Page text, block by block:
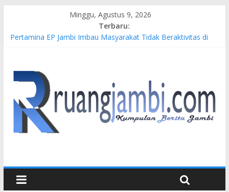
Minggu, Agustus 9, 2026
Terbaru:
Pertamina EP Jambi Imbau Masyarakat Tidak Beraktivitas di
Didampingi Pengacara Chris Januardi
Hj. Hesti Haris Dorong Lahirnya Wirausaha Muda Melalui
Pelatihan Batik Kontemporer PKW
Siap Dukung Kegiatan Hulu Migas, Kapolda Jambi Kunjungi
FSO 115
Gubernur Al Haris Buka Turnamen Tenis Antar Alumni